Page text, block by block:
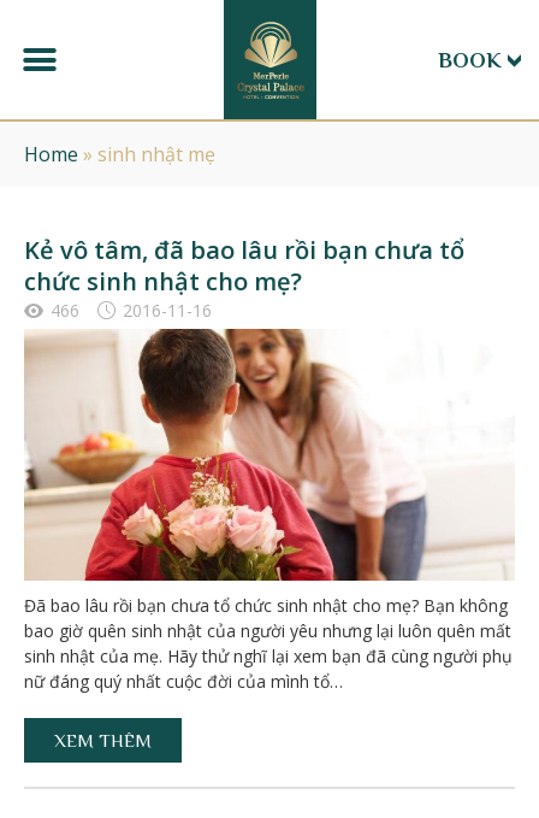
BOOK
Home » sinh nhật mẹ
Kẻ vô tâm, đã bao lâu rồi bạn chưa tổ
chức sinh nhật cho mẹ?
466 2016-11-16
Đã bao lâu rồi bạn chưa tổ chức sinh nhật cho mẹ? Bạn không
bao giờ quên sinh nhật của người yêu nhưng lại luôn quên mất
sinh nhật của mẹ. Hãy thử nghĩ lại xem bạn đã cùng người phụ
nữ đáng quý nhất cuộc đời của mình tổ…
XEM THÊM